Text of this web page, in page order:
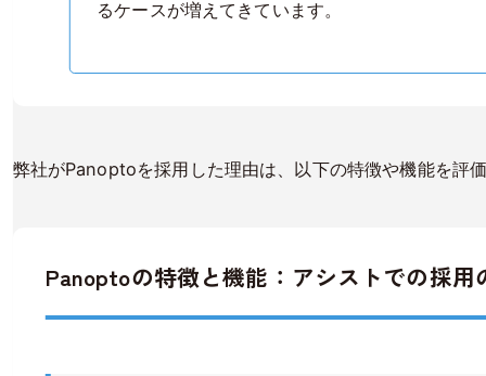
るケースが増えてきています。
弊社がPanoptoを採用した理由は、以下の特徴や機能を評
Panoptoの特徴と機能：アシストでの採用